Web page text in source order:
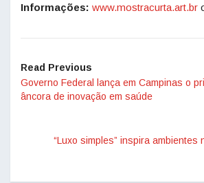
Informações: www.mostracurta.art.br
Read Previous
Governo Federal lança em Campinas o
âncora de inovação em saúde
“Luxo simples” inspira ambientes